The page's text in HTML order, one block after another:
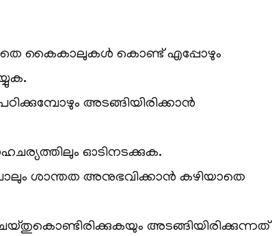
കൈകാലുകൾ കൊണ്ട് എപ്പോഴും
അടങ്ങിയിരിക്കാൻ
ഓടിനടക്കുക.
ശാന്തത അനുഭവിക്കാൻ കഴിയാതെ
അടങ്ങിയിരിക്കുന്നത്